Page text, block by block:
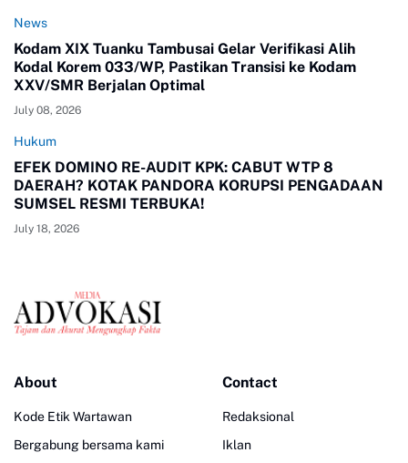
News
Kodam XIX Tuanku Tambusai Gelar Verifikasi Alih
Kodal Korem 033/WP, Pastikan Transisi ke Kodam
XXV/SMR Berjalan Optimal
July 08, 2026
Hukum
EFEK DOMINO RE-AUDIT KPK: CABUT WTP 8
DAERAH? KOTAK PANDORA KORUPSI PENGADAAN
SUMSEL RESMI TERBUKA!
July 18, 2026
About
Kode Etik Wartawan
Bergabung bersama kami
Contact
Redaksional
Iklan